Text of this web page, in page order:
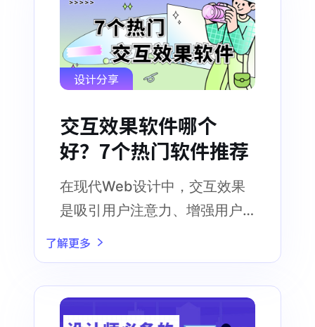
设计分享
交互效果软件哪个
好？7个热门软件推荐
在现代Web设计中，交互效果
是吸引用户注意力、增强用户
体验的关键因素之一
了解更多